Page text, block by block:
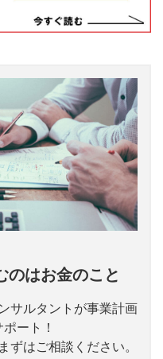
のはお金のこと
サルタントが事業計画
ート！
ずはご相談ください。